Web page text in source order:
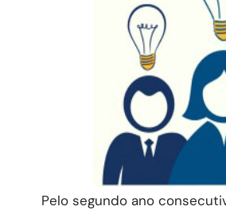
Pelo segundo ano